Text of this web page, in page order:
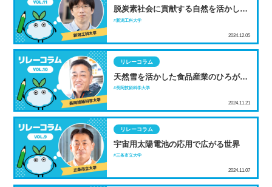
脱炭素社会に貢献する自然を活かした
都市・建築の実現へ
2024.12.05
新潟工科大学
天然雪を活かした食品産業のひろが
り、そして猛暑対策へ
リレーコラム
2024.11.21
長岡技術科学大学
宇宙用太陽電池の応用で広がる世界
リレーコラム
2024.11.07
三条市立大学